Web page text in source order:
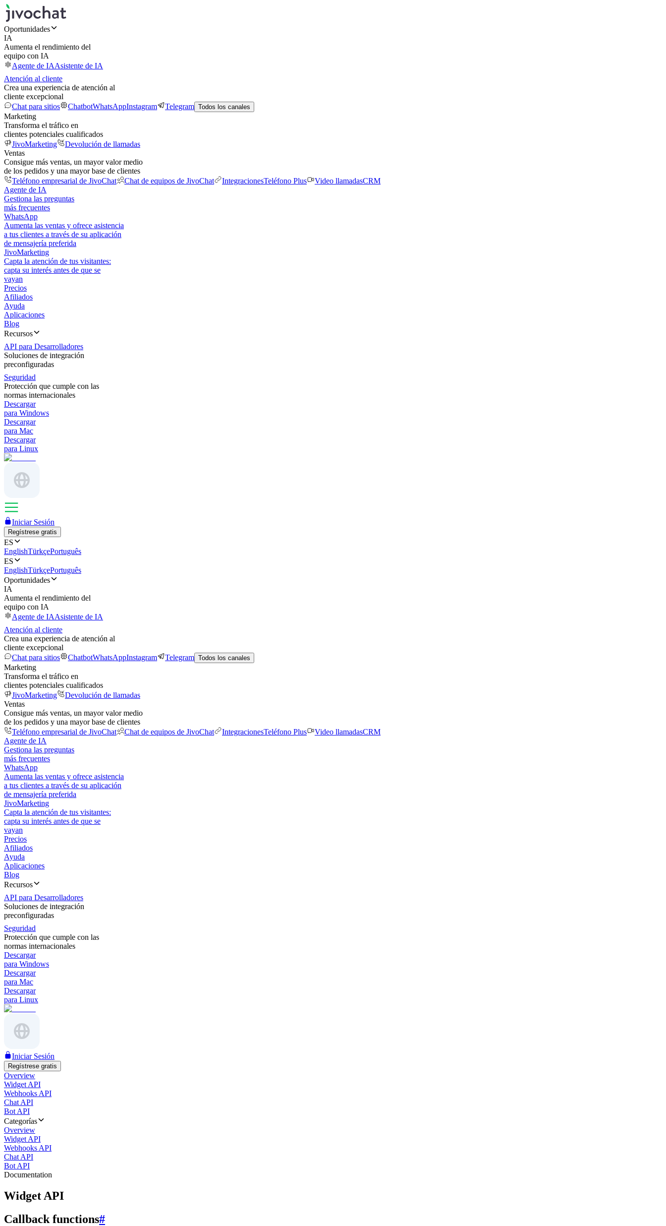
Oportunidades
IA
Aumenta el rendimiento del
equipo con IA
Agente de IAAsistente de IA
Atención al cliente
Crea una experiencia de atención al
cliente excepcional
Chat para sitios
ChatbotWhatsAppInstagram Telegram Todos los canales
Marketing
Transforma el tráfico en
clientes potenciales cualificados
JivoMarketing
Devolución de llamadas
Ventas
Consigue más ventas, un mayor valor medio
de los pedidos y una mayor base de clientes
Teléfono empresarial de JivoChat
Chat de equipos de JivoChat IntegracionesTeléfono Plus Video llamadasCRM
Agente de IA
Gestiona las preguntas
más frecuentes
WhatsApp
Aumenta las ventas y ofrece asistencia
a tus clientes a través de su aplicación
de mensajería preferida
JivoMarketing
Capta la atención de tus visitantes:
capta su interés antes de que se
vayan
Precios
Afiliados
Ayuda
Aplicaciones
Blog
Recursos
API para Desarrolladores
Soluciones de integración
preconfiguradas
Seguridad
Protección que cumple con las
normas internacionales
Descargar
para Windows
Descargar
para Mac
Descargar
para Linux
Iniciar Sesión
Regístrese gratis
ES
EnglishTürkçePortuguês
ES
EnglishTürkçePortuguês
Oportunidades
IA
Aumenta el rendimiento del
equipo con IA
Agente de IAAsistente de IA
Atención al cliente
Crea una experiencia de atención al
cliente excepcional
Chat para sitios
ChatbotWhatsAppInstagram Telegram Todos los canales
Marketing
Transforma el tráfico en
clientes potenciales cualificados
JivoMarketing
Devolución de llamadas
Ventas
Consigue más ventas, un mayor valor medio
de los pedidos y una mayor base de clientes
Teléfono empresarial de JivoChat
Chat de equipos de JivoChat IntegracionesTeléfono Plus Video llamadasCRM
Agente de IA
Gestiona las preguntas
más frecuentes
WhatsApp
Aumenta las ventas y ofrece asistencia
a tus clientes a través de su aplicación
de mensajería preferida
JivoMarketing
Capta la atención de tus visitantes:
capta su interés antes de que se
vayan
Precios
Afiliados
Ayuda
Aplicaciones
Blog
Recursos
API para Desarrolladores
Soluciones de integración
preconfiguradas
Seguridad
Protección que cumple con las
normas internacionales
Descargar
para Windows
Descargar
para Mac
Descargar
para Linux
Iniciar Sesión
Regístrese gratis
Overview
Widget API
Webhooks API
Chat API
Bot API
Categorías
Overview
Widget API
Webhooks API
Chat API
Bot API
Documentation
Widget API
Callback functions#